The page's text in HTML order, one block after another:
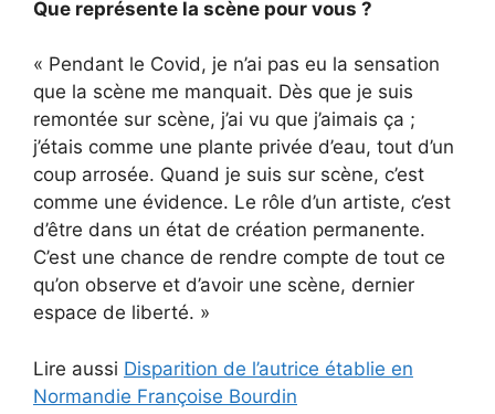
Que représente la scène pour vous ?
« Pendant le Covid, je n’ai pas eu la sensation
que la scène me manquait. Dès que je suis
remontée sur scène, j’ai vu que j’aimais ça ;
j’étais comme une plante privée d’eau, tout d’un
coup arrosée. Quand je suis sur scène, c’est
comme une évidence. Le rôle d’un artiste, c’est
d’être dans un état de création permanente.
C’est une chance de rendre compte de tout ce
qu’on observe et d’avoir une scène, dernier
espace de liberté. »
Lire aussi Disparition de l’autrice établie en
Normandie Françoise Bourdin